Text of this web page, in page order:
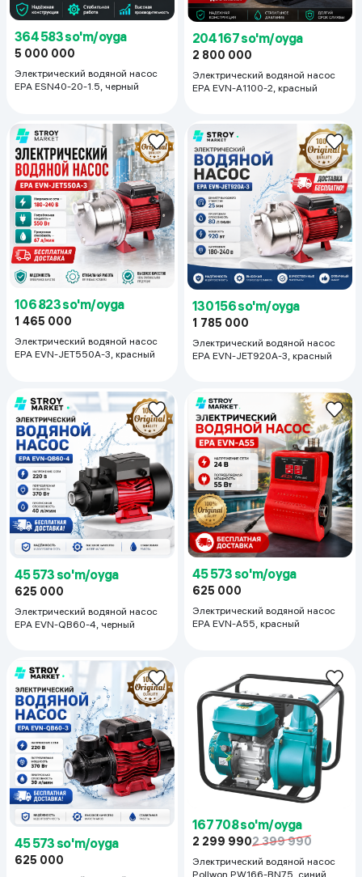
364 583 so'm/oyga
5 000 000
Электрический водяной насос
EPA ESN40-20-1.5, черный
204 167 so'm/oyga
2 800 000
Электрический водяной насос
EPA EVN-A1100-2, красный
106 823 so'm/oyga
1 465 000
Электрический водяной насос
EPA EVN-JET550A-3, красный
130 156 so'm/oyga
1 785 000
Электрический водяной насос
EPA EVN-JET920A-3, красный
45 573 so'm/oyga
625 000
Электрический водяной насос
EPA EVN-QB60-4, черный
45 573 so'm/oyga
625 000
Электрический водяной насос
EPA EVN-A55, красный
45 573 so'm/oyga
625 000
167 708 so'm/oyga
2 299 9902 399 990
Электрический водяной насос
Pollwon PW166-BN75, синий